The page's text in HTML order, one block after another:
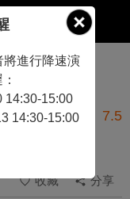
7.5
301集
收藏
分享
將進行降速演
：
15:00
15:00